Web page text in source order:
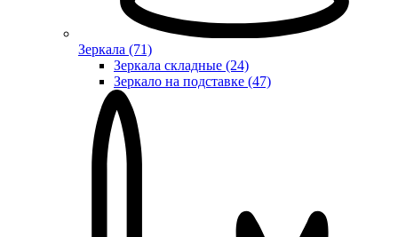
Зеркала (71)
Зеркала складные (24)
Зеркало на подставке (47)